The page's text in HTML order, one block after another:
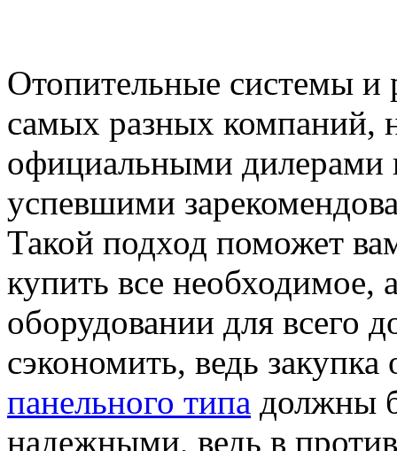
Отопительные системы
самых разных компаний,
официальными
успевшими
Такой подход поможет
купить все необходимое,
оборудовании для всего
сэкономить, ведь
панельного типа должны
надежными, ведь в